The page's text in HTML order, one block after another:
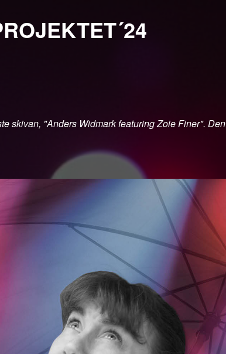
skivan, "Anders Widmark featuring Zoie Finer". Den